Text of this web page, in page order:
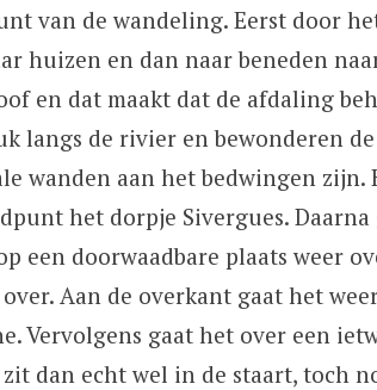
van de wandeling. Eerst door
huizen en dan naar beneden
en dat maakt dat de afdaling
langs de rivier en bewonderen
wanden aan het bedwingen
het dorpje Sivergues.
een doorwaadbare plaats weer
Aan de overkant gaat het
Vervolgens gaat het over een
dan echt wel in de staart, toch